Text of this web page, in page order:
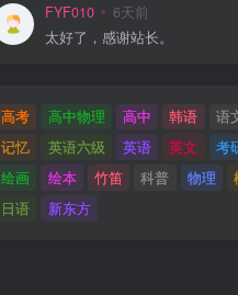
FYF010 6天前
太好了，感谢站长。
高考 高中物理 高中 韩语 语
记忆
英语六级 英语 英文 考
绘画
绘本 竹笛 科普 物理
日语
新东方